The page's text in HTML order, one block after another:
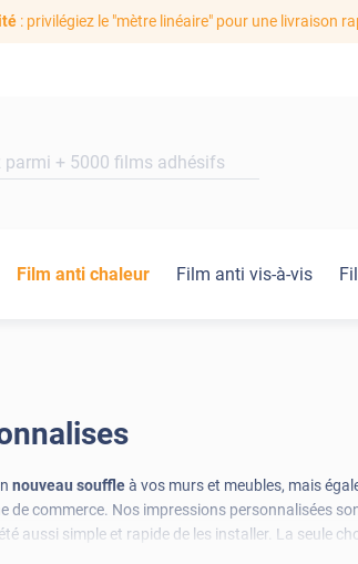
: privilégiez le "mètre linéaire" pour une livraison
Film anti chaleur Film anti vis-à-vis
nouveau souffleà vos murs et meubles, mais
de commerce. Nos impressions personnalisées
aussi simple et rapide de les installer. La seule